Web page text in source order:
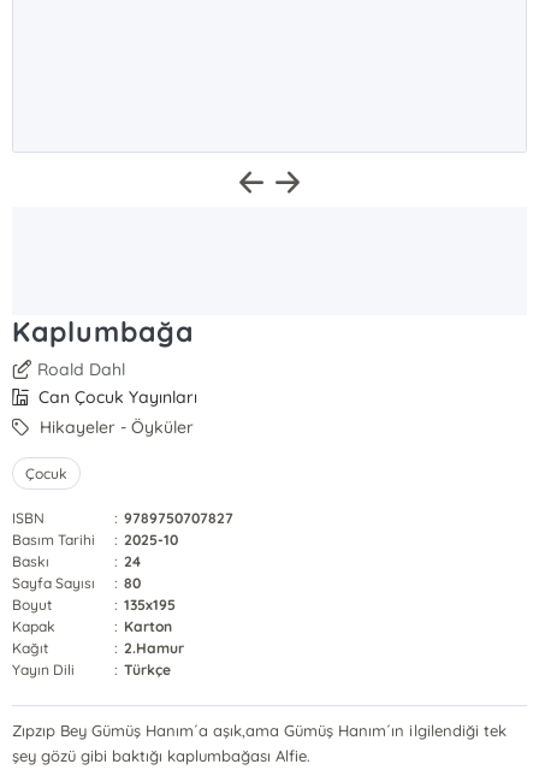
Kaplumbağa
Roald Dahl
Can Çocuk Yayınları
Hikayeler - Öyküler
Çocuk
ISBN : 9789750707827
Basım Tarihi
: 2025-10
Baskı
: 24
Sayfa Sayısı
: 80
Boyut
: 135x195
Kapak
: Karton
Kağıt
: 2.Hamur
Yayın Dili
: Türkçe
Zıpzıp Bey Gümüş Hanım´a aşık,ama Gümüş Hanım´ın ilgilendiği tek
şey gözü gibi baktığı kaplumbağası Alfie.